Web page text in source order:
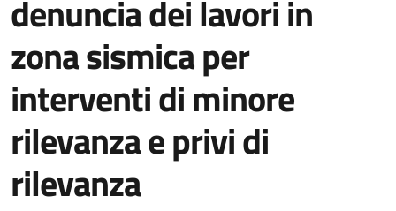
denuncia dei lavori in
zona sismica per
interventi di minore
rilevanza e privi di
rilevanza